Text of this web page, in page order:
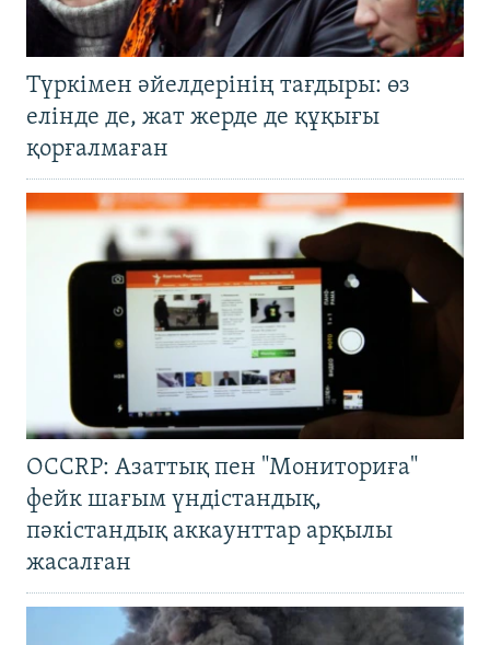
Түркімен әйелдерінің тағдыры: өз
елінде де, жат жерде де құқығы
қорғалмаған
OCCRP: Азаттық пен "Мониториға"
фейк шағым үндістандық,
пәкістандық аккаунттар арқылы
жасалған